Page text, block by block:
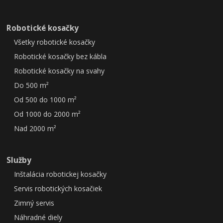
Robotické kosačky
Všetky robotické kosačky
Robotické kosačky bez kábla
Robotické kosačky na svahy
Do 500 m²
Od 500 do 1000 m²
Od 1000 do 2000 m²
Nad 2000 m²
Služby
Inštalácia robotickej kosačky
Servis robotických kosačiek
Zimný servis
Náhradné diely